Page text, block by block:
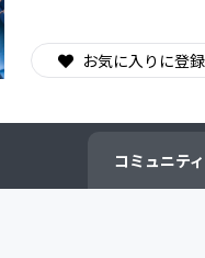
ゲーム・サービ
お気に入りに登
コミュニティ